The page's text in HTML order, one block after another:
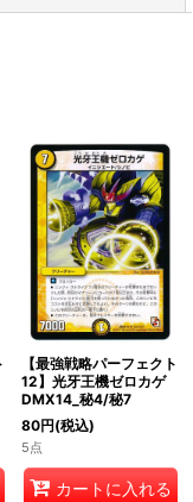
【最強戦略パーフェクト
12】光牙王機ゼロカゲ
DMX14_秘4/秘7
80円(税込)
5点
カートに入れる